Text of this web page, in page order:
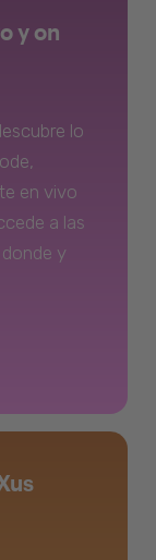
y on
lo
en vivo
a las
y